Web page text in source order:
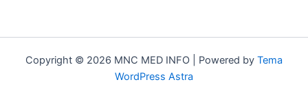
Copyright © 2026 MNC MED INFO | Powered by Tema
WordPress Astra